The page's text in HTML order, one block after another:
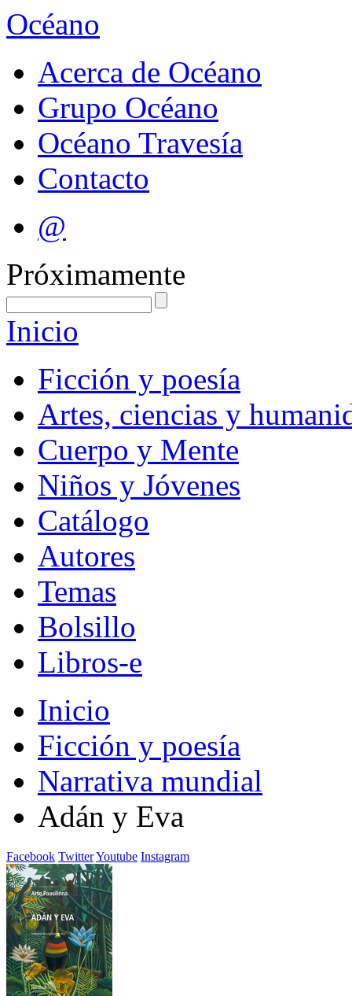
Océano
Acerca de Océano
Grupo Océano
Océano Travesía
Contacto
@
Próximamente
Inicio
Ficción y poesía
Artes, ciencias y
Cuerpo y Mente
Niños y Jóvenes
Catálogo
Autores
Temas
Bolsillo
Libros-e
Inicio
Ficción y poesía
Narrativa mundial
Adán y Eva
Facebook TwitterYoutube Instagram